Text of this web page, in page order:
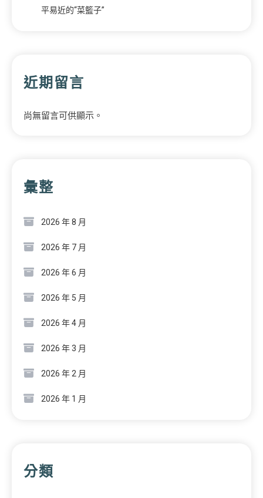
平易近的“菜籃子”
近期留言
尚無留言可供顯示。
彙整
2026 年 8 月
2026 年 7 月
2026 年 6 月
2026 年 5 月
2026 年 4 月
2026 年 3 月
2026 年 2 月
2026 年 1 月
分類